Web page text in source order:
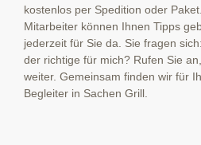
kostenlos per Spedition oder
Mitarbeiter können Ihnen Tipps
jederzeit für Sie da. Sie fragen
der richtige für mich? Rufen Sie
weiter. Gemeinsam finden wir für
Begleiter in Sachen Grill.